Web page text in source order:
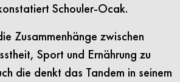
Schouler-Ocak.
Zusammenhänge zwischen
Sport und Ernährung zu
die denkt das Tandem in seinem